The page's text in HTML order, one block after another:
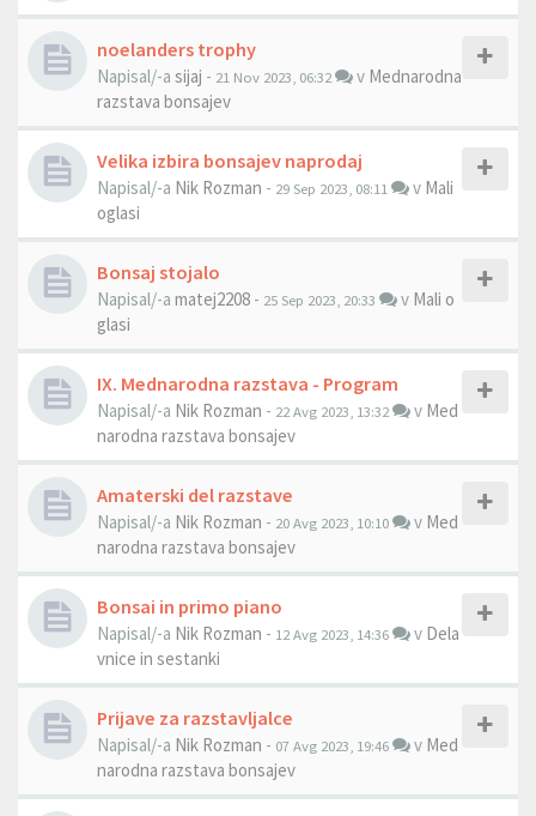
noelanders trophy
Napisal/-a sijaj - 21 Nov 2023, 06:32 v Mednarodna
razstava bonsajev
Velika izbira bonsajev naprodaj
Napisal/-a Nik Rozman - 29 Sep 2023, 08:11 v Mali
oglasi
Bonsaj stojalo
Napisal/-a matej2208 - 25 Sep 2023, 20:33 v Mali o
glasi
IX. Mednarodna razstava - Program
Napisal/-a Nik Rozman - 22 Avg 2023, 13:32 v Med
narodna razstava bonsajev
Amaterski del razstave
Napisal/-a Nik Rozman - 20 Avg 2023, 10:10 v Med
narodna razstava bonsajev
Bonsai in primo piano
Napisal/-a Nik Rozman - 12 Avg 2023, 14:36 v Dela
vnice in sestanki
Prijave za razstavljalce
Napisal/-a Nik Rozman - 07 Avg 2023, 19:46 v Med
narodna razstava bonsajev